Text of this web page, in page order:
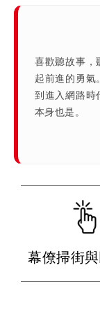
喜歡聽故事，
起前進的勇氣
到進入網路時
本身也是。
幕僚掃街